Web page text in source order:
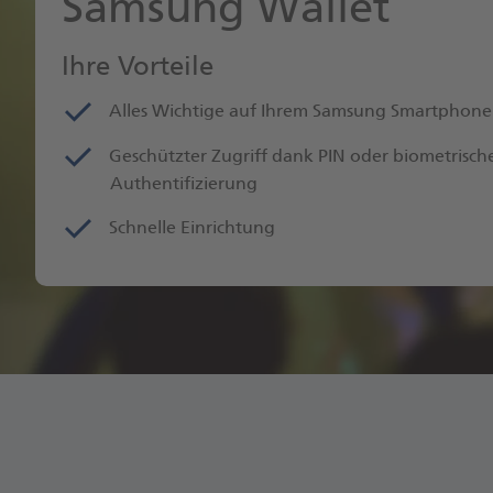
Ihre Vorteile
Alles Wich­ti­ge auf Ihrem Samsung Smart­phone
Ge­schütz­ter Zu­griff dank PIN oder
Authen­ti­fi­zie­rung
Schnel­le Ein­rich­tung